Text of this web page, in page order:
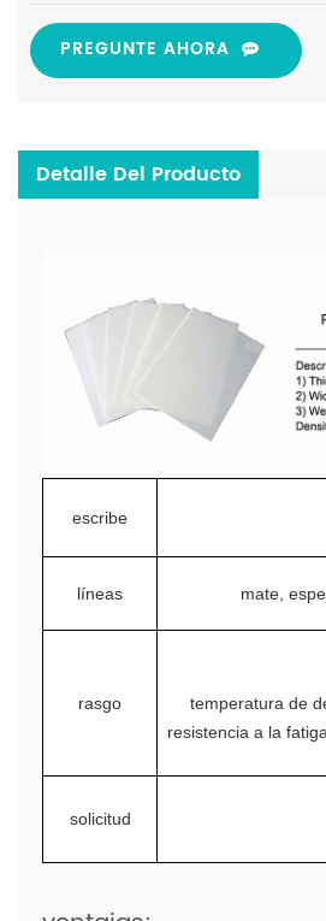
PREGUNTE AHORA
Detalle Del Producto
escribe
líneas mate,
rasgo
temperatura de
resistencia a la
solicitud